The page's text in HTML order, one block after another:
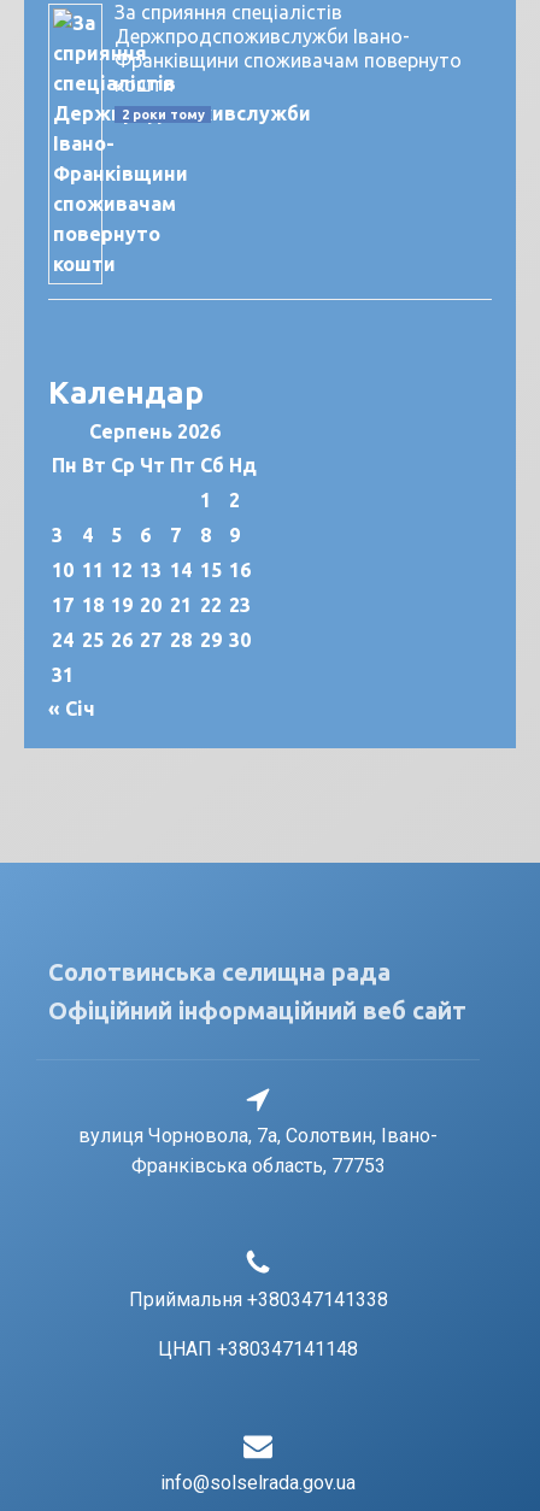
За сприяння спеціалістів
Держпродспоживслужби Івано-
Франківщини споживачам повернуто
кошти
2 роки тому
Календар
Серпень 2026
Пн Вт Ср Чт Пт Сб Нд
1
2
3
4 5 6 7 8
9
10 11 12 13 14 15 16
17 18 19 20 21 22 23
24 25 26 27 28 29 30
31
« Січ
Солотвинська селищна рада
Офіційний інформаційний веб сайт
вулиця Чорновола, 7a, Солотвин, Івано-
Франківська область, 77753
Приймальня +380347141338
ЦНАП +380347141148
info@solselrada.gov.ua